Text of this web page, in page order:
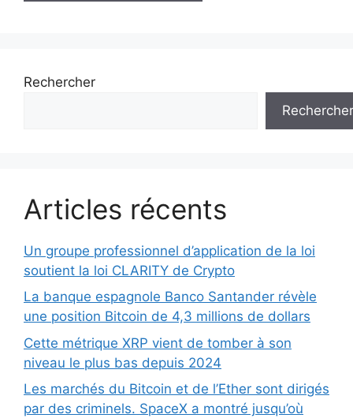
Rechercher
Rechercher
Articles récents
Un groupe professionnel d’application de la loi
soutient la loi CLARITY de Crypto
La banque espagnole Banco Santander révèle
une position Bitcoin de 4,3 millions de dollars
Cette métrique XRP vient de tomber à son
niveau le plus bas depuis 2024
Les marchés du Bitcoin et de l’Ether sont dirigés
par des criminels. SpaceX a montré jusqu’où